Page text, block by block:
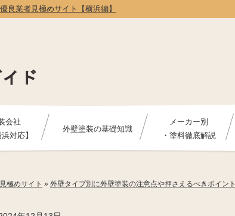
良業者見極めサイト【横浜編】
会社
対応】
外壁塗装の基礎知識
メーカー別
・塗料徹底解説
極めサイト » 外壁タイプ別に外壁塗装の注意点や押さえるべきポイン